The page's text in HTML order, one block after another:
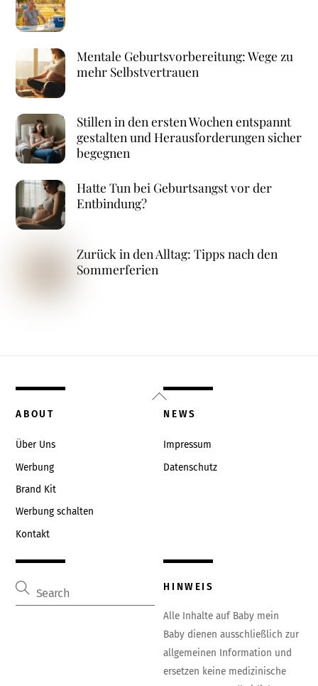
Mentale Geburtsvorbereitung: Wege zu
mehr Selbstvertrauen
Stillen in den ersten Wochen entspannt
gestalten und Herausforderungen sicher
begegnen
Hatte Tun bei Geburtsangst vor der
Entbindung?
Zurück in den Alltag: Tipps nach den
Sommerferien
Back
To
ABOUT
Über Uns
Werbung
Brand Kit
Werbung schalten
Kontakt
NEWS
Impressum
Datenschutz
HINWEIS
Alle Inhalte auf Baby mein
Baby dienen ausschließlich zur
allgemeinen Information und
ersetzen keine medizinische